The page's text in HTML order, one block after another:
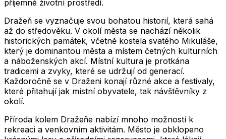
příjemné životní prostředí.
Dražeň se vyznačuje svou bohatou historií, která sahá
až do středověku. V okolí města se nachází několik
historických památek, včetně kostela svatého Mikuláše,
který je dominantou města a místem četných kulturních
a náboženských akcí. Místní kultura je protkána
tradicemi a zvyky, které se udržují od generací.
Každoročně se v Draženi konají různé akce a festivaly,
které přitahují jak místní obyvatele, tak návštěvníky z
okolí.
Příroda kolem Dražeňe nabízí mnoho možností k
rekreaci a venkovním aktivitám. Město je obklopeno